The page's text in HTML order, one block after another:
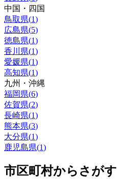
中国・四国
鳥取県(1)
広島県(5)
徳島県(1)
香川県(1)
愛媛県(1)
高知県(1)
九州・沖縄
福岡県(6)
佐賀県(2)
長崎県(1)
熊本県(3)
大分県(1)
鹿児島県(1)
市区町村からさがす